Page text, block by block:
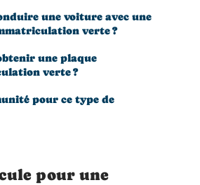
une voiture avec une
verte ?
une plaque
verte ?
pour ce type de
pour une